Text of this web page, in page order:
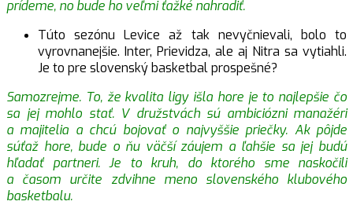
prídeme, no bude ho veľmi ťažké nahradiť.
Túto sezónu Levice až tak nevyčnievali, bolo to
vyrovnanejšie. Inter, Prievidza, ale aj Nitra sa vytiahli.
Je to pre slovenský basketbal prospešné?
Samozrejme. To, že kvalita ligy išla hore je to najlepšie čo
sa jej mohlo stať. V družstvách sú ambiciózni manažéri
a majitelia a chcú bojovať o najvyššie priečky. Ak pôjde
súťaž hore, bude o ňu väčší záujem a ľahšie sa jej budú
hľadať partneri. Je to kruh, do ktorého sme naskočili
a časom určite zdvihne meno slovenského klubového
basketbalu.